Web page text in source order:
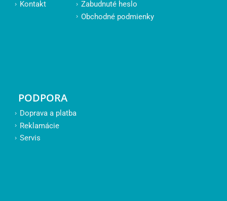
Kontakt
Zabudnuté heslo
Obchodné podmienky
PODPORA
Doprava a platba
Reklamácie
Servis